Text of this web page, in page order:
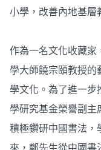
小學，改善內地基層
作為一名文化收藏家
學大師饒宗頤教授的
學文化。為了進一
學研究基金榮譽副主
積極鑽研中國書法